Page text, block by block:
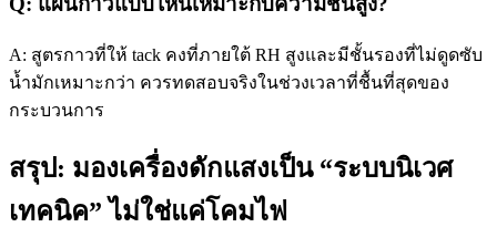
A: สูตรกาวที่ให้ tack คงที่ภายใต้ RH สูงและมีชั้นรองที่ไม่ดูดซับ
น้ำมักเหมาะกว่า ควรทดสอบจริงในช่วงเวลาที่ชื้นที่สุดของ
กระบวนการ
สรุป: มองเครื่องดักแสงเป็น “ระบบนิเวศ
เทคนิค” ไม่ใช่แค่โคมไฟ